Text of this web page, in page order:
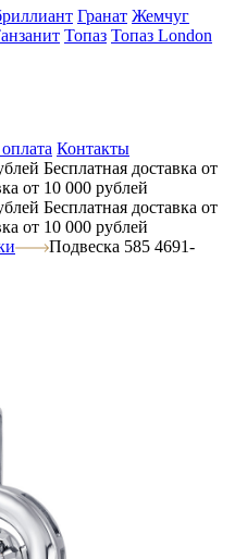
Гранат Жемчуг
Топаз Топаз London
Контакты
Бесплатная доставка от
от 10 000 рублей
Бесплатная доставка от
от 10 000 рублей
Подвеска 585 4691-